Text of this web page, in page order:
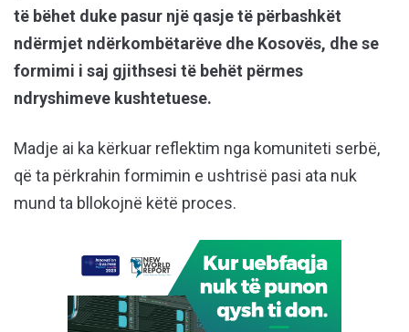
të bëhet duke pasur një qasje të përbashkët
ndërmjet ndërkombëtarëve dhe Kosovës, dhe se
formimi i saj gjithsesi të behët përmes
ndryshimeve kushtetuese.
Madje ai ka kërkuar reflektim nga komuniteti serbë,
që ta përkrahin formimin e ushtrisë pasi ata nuk
mund ta bllokojnë këtë proces.